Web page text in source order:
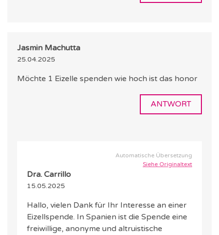
Jasmin Machutta
25.04.2025
Möchte 1 Eizelle spenden wie hoch ist das honor
ANTWORT
Automatische Übersetzung
Siehe Originaltext
Dra. Carrillo
15.05.2025
Hallo, vielen Dank für Ihr Interesse an einer
Eizellspende. In Spanien ist die Spende eine
freiwillige, anonyme und altruistische